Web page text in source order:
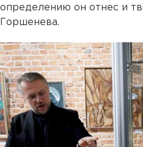
определению он отнес и
Горшенева.